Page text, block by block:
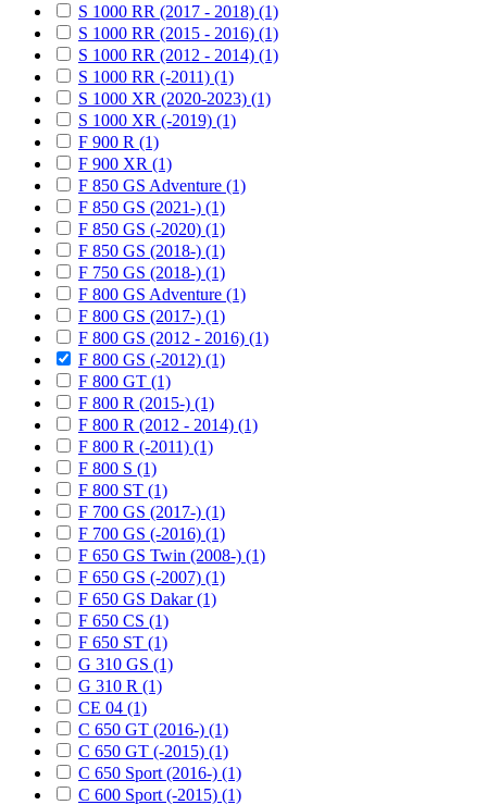
S 1000 RR (2017 - 2018) (1)
S 1000 RR (2015 - 2016) (1)
S 1000 RR (2012 - 2014) (1)
S 1000 RR (-2011) (1)
S 1000 XR (2020-2023) (1)
S 1000 XR (-2019) (1)
F 900 R (1)
F 900 XR (1)
F 850 GS Adventure (1)
F 850 GS (2021-) (1)
F 850 GS (-2020) (1)
F 850 GS (2018-) (1)
F 750 GS (2018-) (1)
F 800 GS Adventure (1)
F 800 GS (2017-) (1)
F 800 GS (2012 - 2016) (1)
F 800 GS (-2012) (1)
F 800 GT (1)
F 800 R (2015-) (1)
F 800 R (2012 - 2014) (1)
F 800 R (-2011) (1)
F 800 S (1)
F 800 ST (1)
F 700 GS (2017-) (1)
F 700 GS (-2016) (1)
F 650 GS Twin (2008-) (1)
F 650 GS (-2007) (1)
F 650 GS Dakar (1)
F 650 CS (1)
F 650 ST (1)
G 310 GS (1)
G 310 R (1)
CE 04 (1)
C 650 GT (2016-) (1)
C 650 GT (-2015) (1)
C 650 Sport (2016-) (1)
C 600 Sport (-2015) (1)